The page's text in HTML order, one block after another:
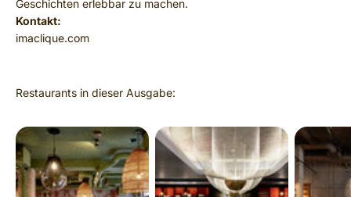
Geschichten erlebbar zu machen.
Kontakt:
imaclique.com